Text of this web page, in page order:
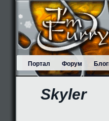
Портал Форум
Skyler